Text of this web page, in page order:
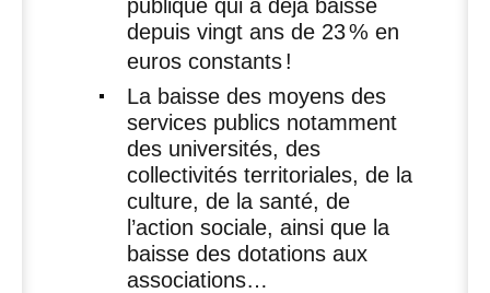
publique qui a déjà baissé
depuis vingt ans de 23% en
euros constants!
La baisse des moyens des
services publics notamment
des universités, des
collectivités territoriales, de la
culture, de la santé, de
l’action sociale, ainsi que la
baisse des dotations aux
associations…